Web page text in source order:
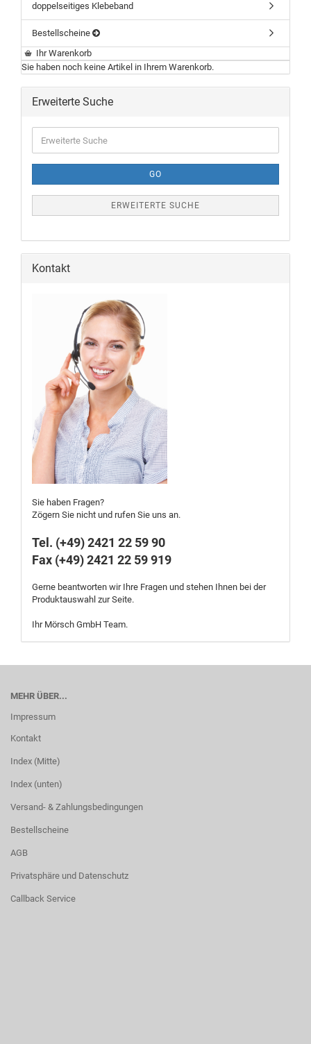
doppelseitiges Klebeband
Bestellscheine
Ihr Warenkorb
Sie haben noch keine Artikel in Ihrem Warenkorb.
Erweiterte Suche
GO
ERWEITERTE SUCHE
Kontakt
Sie haben Fragen?
Zögern Sie nicht und rufen Sie uns an.
Tel. (+49) 2421 22 59 90
Fax (+49) 2421 22 59 919
Gerne beantworten wir Ihre Fragen und stehen Ihnen bei der
Produktauswahl zur Seite.
Ihr Mörsch GmbH Team.
MEHR ÜBER...
Impressum
Kontakt
Index (Mitte)
Index (unten)
Versand- & Zahlungsbedingungen
Bestellscheine
AGB
Privatsphäre und Datenschutz
Callback Service